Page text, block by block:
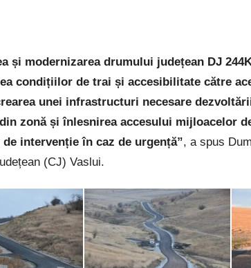
și modernizarea drumului județean DJ
condițiilor de trai și accesibilitate către
unei infrastructuri necesare
zonă și înlesnirea accesului mijloacelor
de intervenție în caz de urgență”, a spus
(CJ) Vaslui.